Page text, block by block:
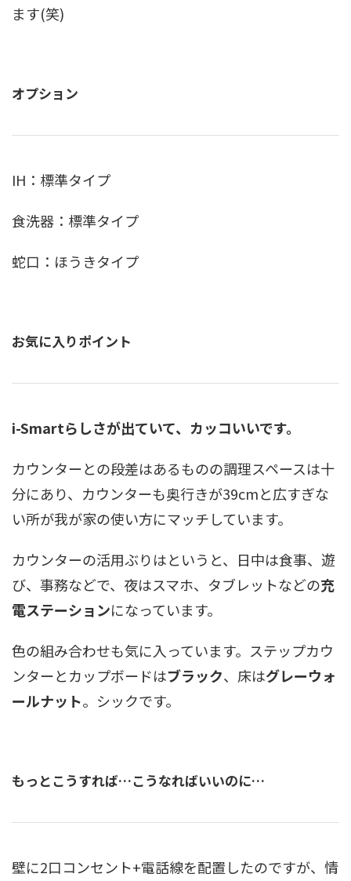
ます(笑)
オプション
IH：標準タイプ
食洗器：標準タイプ
蛇口：ほうきタイプ
お気に入りポイント
i-Smartらしさが出ていて、カッコいいです。
カウンターとの段差はあるものの調理スペースは十
分にあり、カウンターも奥行きが39cmと広すぎな
い所が我が家の使い方にマッチしています。
カウンターの活用ぶりはというと、日中は食事、遊
び、事務などで、夜はスマホ、タブレットなどの充
電ステーションになっています。
色の組み合わせも気に入っています。ステップカウ
ンターとカップボードはブラック、床はグレーウォ
ールナット。シックです。
もっとこうすれば…こうなればいいのに…
壁に2口コンセント+電話線を配置したのですが、情